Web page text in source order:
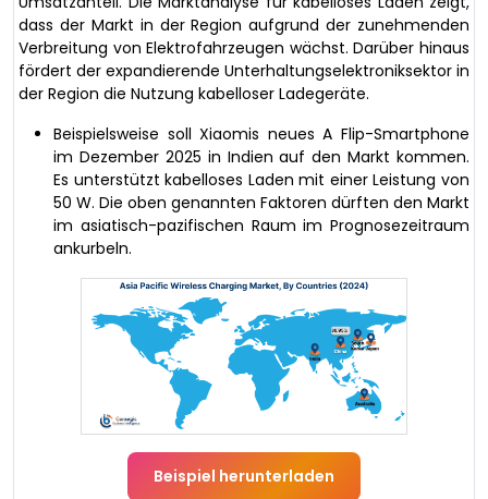
dass der Markt in der Region aufgrund der zunehmenden
Verbreitung von Elektrofahrzeugen wächst. Darüber hinaus
fördert der expandierende Unterhaltungselektroniksektor in
der Region die Nutzung kabelloser Ladegeräte.
Beispielsweise soll Xiaomis neues A Flip-Smartphone
im Dezember 2025 in Indien auf den Markt kommen.
Es unterstützt kabelloses Laden mit einer Leistung von
50 W. Die oben genannten Faktoren dürften den Markt
im asiatisch-pazifischen Raum im Prognosezeitraum
ankurbeln.
Beispiel herunterladen